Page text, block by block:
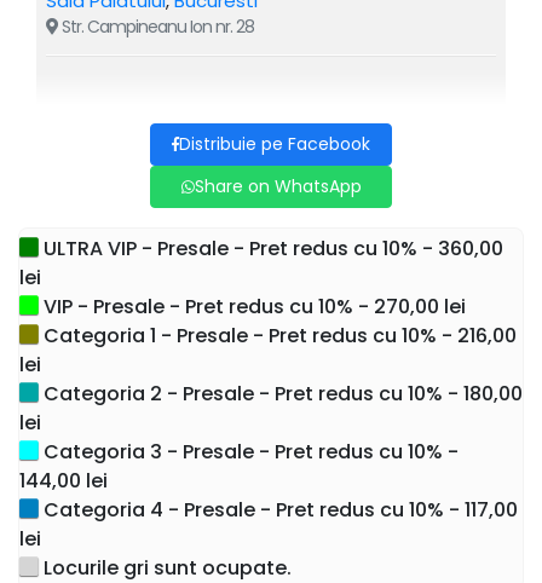
Reguli de Acces:
trebuie sa detină bilet iar copilul nu va avea loc pe scaun.
• Accesul în sală NU mai este permis după
începere.
• Vă rugăm să luați în calcul traficul aglomerat
și locurile limitate de parcare.
• Biletele achiziționate nu pot fi returnate. Nu
se fac excepții.
Str. Campineanu Ion nr. 28
Distribuie pe Facebook
Share on WhatsApp
ULTRA VIP - Presale - Pret redus cu 10% - 360,00
lei
VIP - Presale - Pret redus cu 10% - 270,00 lei
Categoria 1 - Presale - Pret redus cu 10% - 216,00
lei
Categoria 2 - Presale - Pret redus cu 10% - 180,00
lei
Categoria 3 - Presale - Pret redus cu 10% -
144,00 lei
Categoria 4 - Presale - Pret redus cu 10% - 117,00
lei
Locurile gri sunt ocupate.